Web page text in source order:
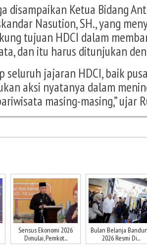
disampaikan Ketua Bidang
Nasution, SH., yang
tujuan HDCI dalam
dan itu harus ditunjukan
seluruh jajaran HDCI, baik
aksi nyatanya dalam
masing-masing,” ujar
Sensus Ekonomi 2026
Dimulai, Pemkot...
Bulan Belanja
2026 Resmi Di...